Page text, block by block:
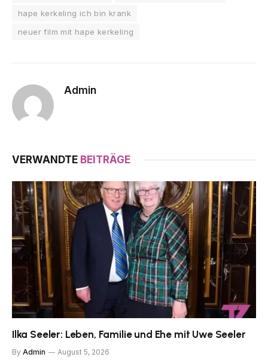
hape kerkeling ich bin krank
neuer film mit hape kerkeling
Admin
VERWANDTE BEITRÄGE
Ilka Seeler: Leben, Familie und Ehe mit Uwe Seeler
By Admin August 5, 2026